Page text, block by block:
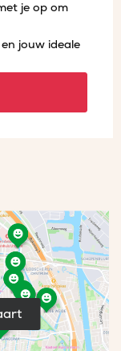
je op om
jouw ideale